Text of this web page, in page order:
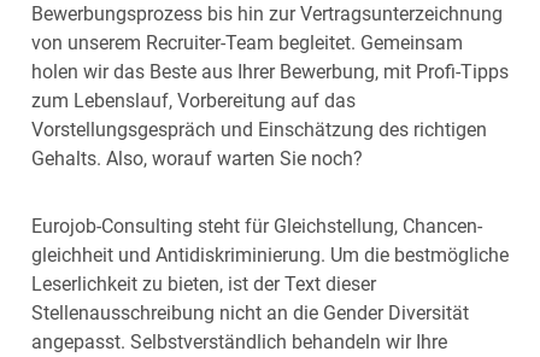
Bewerbungsprozess bis hin zur Vertragsunterzeichnung
von unserem Recruiter-Team begleitet. Gemeinsam
holen wir das Beste aus Ihrer Bewerbung, mit Profi-Tipps
zum Lebenslauf, Vorbereitung auf das
Vorstellungsgespräch und Einschätzung des richtigen
Gehalts. Also, worauf warten Sie noch?
Eurojob-Consulting steht für Gleich­stellung, Chancen­
gleichheit und Anti­diskrimi­nierung. Um die bestmögliche
Leserlichkeit zu bieten, ist der Text dieser
Stellenausschreibung nicht an die Gender Diversität
angepasst. Selbstverständlich behandeln wir Ihre